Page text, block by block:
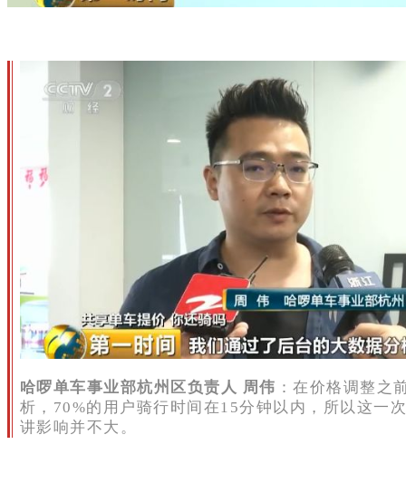
哈啰单车事业部杭州区负责人 周伟 ：在价格调整之
析，70%的用户骑行时间在15分钟以内，所以这一
讲影响并不大。